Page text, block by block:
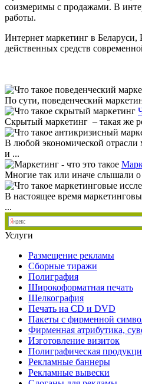
соизмеримы с продажами. В
работы.
Интернет маркетинг в
действенных средств
По сути, поведенческий
Скрытый маркетинг – такая же
В любой экономической
и ...
Многие так или иначе слышали о
В настоящее время
...
Услуги
Размещение рекламы
Сборные тиражи
Полиграфия
Широкоформатная печать
Шелкография
Печать на СD и DVD
Пакеты с фирменной
Фирменная атрибутика,
Изготовление визиток
Полиграфическая
Рекламные баннеры
Рекламные вывески